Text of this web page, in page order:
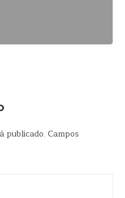
publicado. Campos